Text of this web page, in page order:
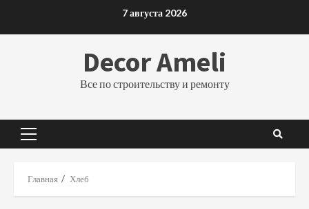
7 августа 2026
Decor Ameli
Все по строительству и ремонту
Основное
Главная Хлеб